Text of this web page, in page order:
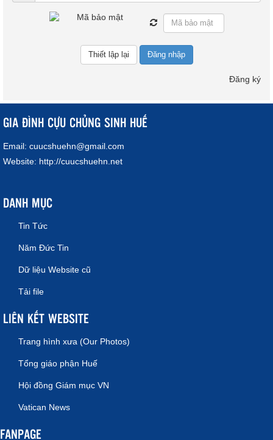
Đăng nhập
Đăng ký
GIA ĐÌNH CỰU CHỦNG SINH HUẾ
Email: cuucshuehn@gmail.com
Website: http://cuucshuehn.net
DANH MỤC
Tin Tức
Năm Đức Tin
Dữ liệu Website cũ
Tải file
LIÊN KẾT WEBSITE
Trang hình xưa (Our Photos)
Tổng giáo phận Huế
Hội đồng Giám mục VN
Vatican News
FANPAGE